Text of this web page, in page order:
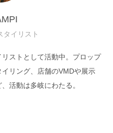
タイリスト
ストとして活動中。プロップ
リング、店舗のVMDや展示
活動は多岐にわたる。